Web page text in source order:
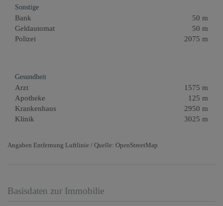
Sonstige
Bank
50 m
Geldautomat
50 m
Polizei
2075 m
Gesundheit
Arzt
1575 m
Apotheke
125 m
Krankenhaus
2950 m
Klinik
3025 m
Angaben Entfernung Luftlinie / Quelle: OpenStreetMap
Basisdaten zur Immobilie